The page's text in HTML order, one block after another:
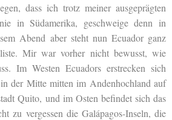
dass ich trotz meiner ausgeprägten
in Südamerika, geschweige denn in
Abend aber steht nun Ecuador ganz
Mir war vorher nicht bewusst, wie
Im Westen Ecuadors erstrecken sich
der Mitte mitten im Andenhochland auf
Quito, und im Osten befindet sich das
zu vergessen die Galápagos-Inseln, die